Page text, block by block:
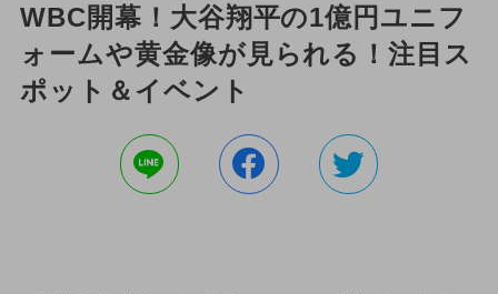
WBC開幕！大谷翔平の1億円ユニフ
ォームや黄金像が見られる！注目ス
ポット＆イベント